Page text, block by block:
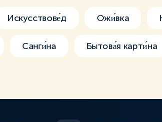
Искусствове́д Ожи́вка
Санги́на Бытова́я карти́на